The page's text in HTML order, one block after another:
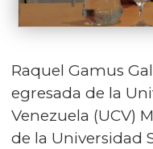
Raquel Gamus
egresada de la
Venezuela (UCV)
de la Universidad